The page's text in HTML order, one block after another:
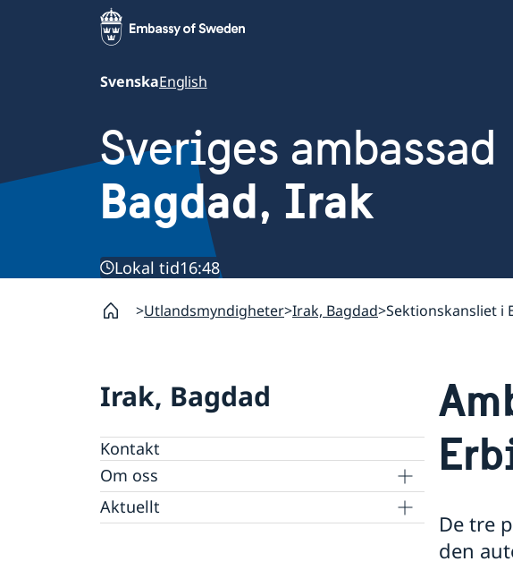
SvenskaEnglish
Sveriges ambassad
Bagdad, Irak
Lokal tid16:48
Utlandsmyndigheter Irak, Bagdad Sektionskansliet i
Irak, Bagdad
Kontakt
Om oss
Dataskyddspolicy (GDPR)
Aktuellt
De tre
den